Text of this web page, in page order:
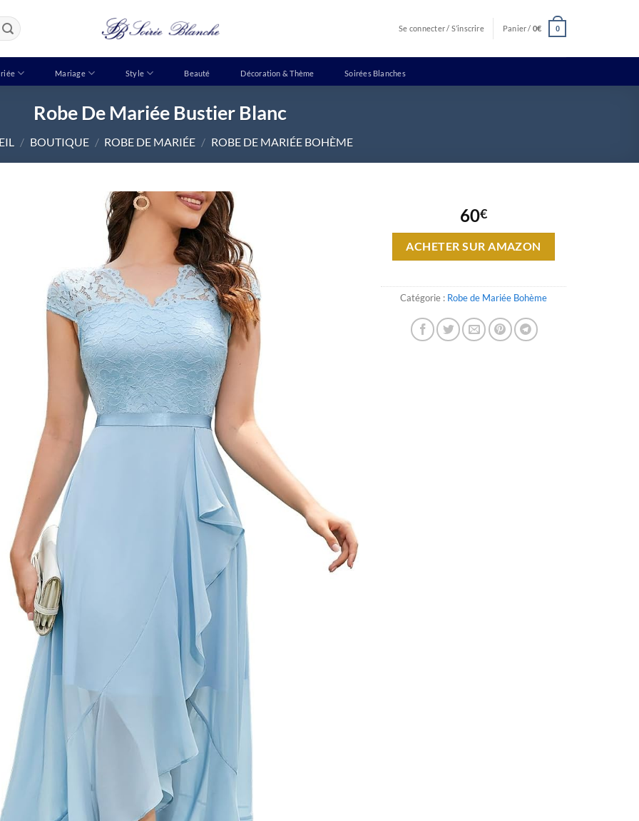
Se connecter / S’inscrire Panier / 0€ 0
Mariage Style Beauté Décoration & Thème Soirées Blanches
Robe De Mariée Bustier Blanc
/ BOUTIQUE / ROBE DE MARIÉE / ROBE DE MARIÉE BOHÈME
60€
ACHETER SUR AMAZON
Catégorie : Robe de Mariée Bohème